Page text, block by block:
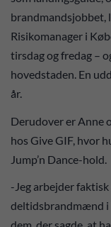
Risikomanager i
tirsdag og fredag –
hovedstaden. En
år.
Derudover er Anne
hos Give GIF, hvor
Jump’n Dance-hold.
-Jeg arbejder
deltidsbrandmænd i